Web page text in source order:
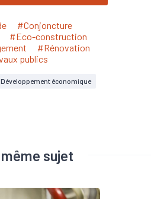
#Conjoncture
#Eco-construction
#Rénovation
publics
Développement économique
sujet